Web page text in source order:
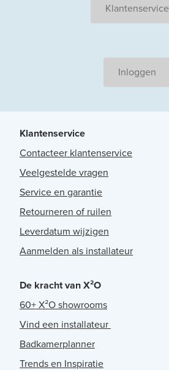
Klantenservice
Inloggen
Klantenservice
Contacteer klantenservice
Veelgestelde vragen
Service en garantie
Retourneren of ruilen
Leverdatum wijzigen
Aanmelden als installateur
De kracht van X²O
60+ X²O showrooms
Vind een installateur
Badkamerplanner
Trends en Inspiratie